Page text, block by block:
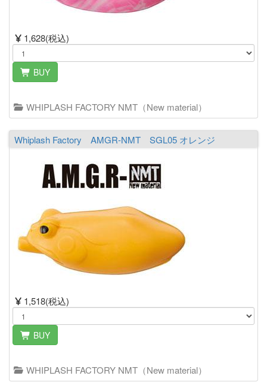
1,628(税込)
BUY
WHIPLASH FACTORY NMT（New material）
Whiplash Factory AMGR-NMT SGL05 オレンジ
1,518(税込)
BUY
WHIPLASH FACTORY NMT（New material）